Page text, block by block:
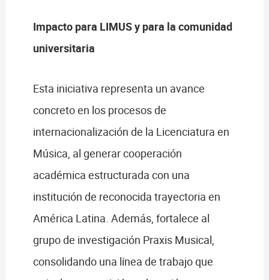
Impacto para LIMUS y para la comunidad
universitaria
Esta iniciativa representa un avance
concreto en los procesos de
internacionalización de la Licenciatura en
Música, al generar cooperación
académica estructurada con una
institución de reconocida trayectoria en
América Latina. Además, fortalece al
grupo de investigación Praxis Musical,
consolidando una línea de trabajo que